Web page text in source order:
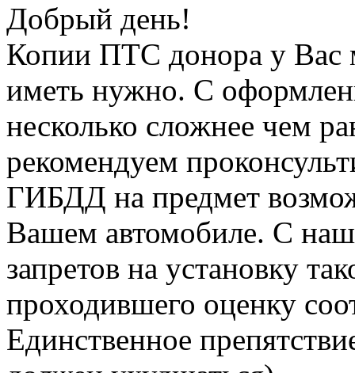
Добрый день!
Копии ПТС донора у
иметь нужно. С
несколько сложнее чем
рекомендуем
ГИБДД на предмет
Вашем автомобиле. С
запретов на установку
проходившего оценку
Единственное